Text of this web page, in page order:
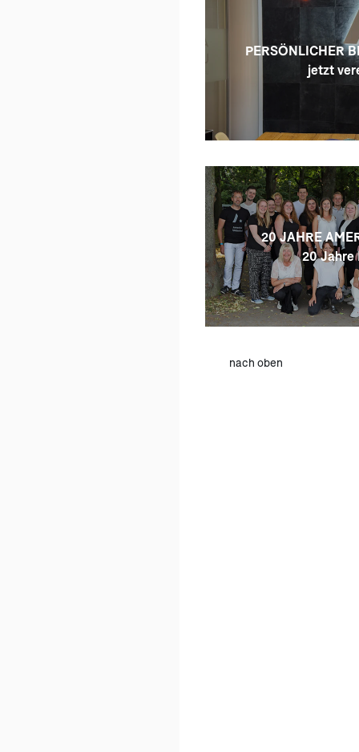
PERSÖNLICHER
jetzt
20 JAHRE
20 Jahre
nach oben